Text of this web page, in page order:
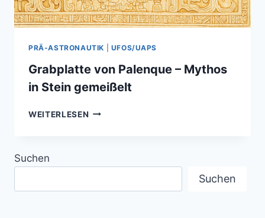
PRÄ-ASTRONAUTIK UFOS/UAPS
Grabplatte von Palenque – Mythos
in Stein gemeißelt
WEITERLESEN GRABPLATTE
Suchen
Suchen